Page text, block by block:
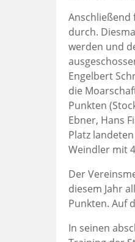
Anschließend
durch.
werden und
Engelbert
die
Punkten
Ebner, Hans
Platz
Weindler mit
Der
diesem Jahr
Punkten. Auf
In seinen